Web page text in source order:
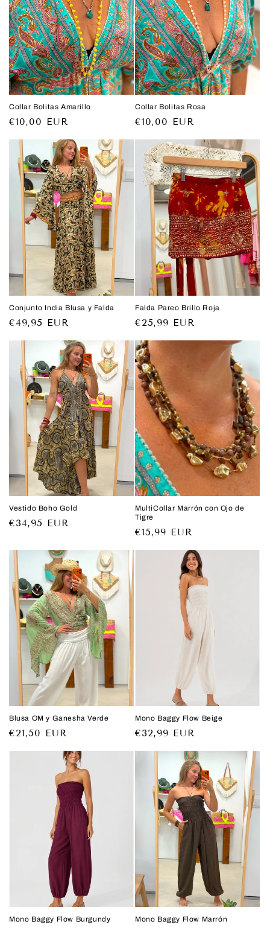
ó
n
:
Collar Bolitas Amarillo
Precio
€10,00 EUR
Collar Bolitas Rosa
Precio
€10,00 EUR
Conjunto India Blusa y Falda
Precio
€49,95 EUR
Falda Pareo Brillo Roja
Precio
€25,99 EUR
Vestido Boho Gold
Precio
€34,95 EUR
MultiCollar Marrón con Ojo de
Tigre
Precio
€15,99 EUR
Blusa OM y Ganesha Verde
Precio
€21,50 EUR
Mono Baggy Flow Beige
Precio
€32,99 EUR
Mono Baggy Flow Burgundy Mono Baggy Flow Marrón